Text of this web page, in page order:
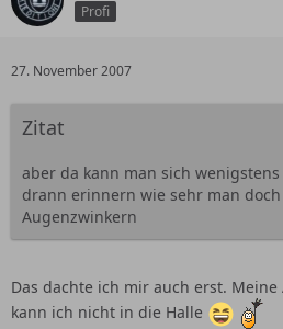
Profi
27. November 2007
Zitat
aber da kann man sich
drann erinnern wie sehr man
Augenzwinkern
Das dachte ich mir auch erst.
kann ich nicht in die Halle